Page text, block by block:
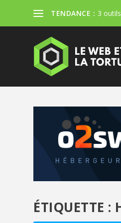
TENDANCE : 3
ÉTIQUETTE :